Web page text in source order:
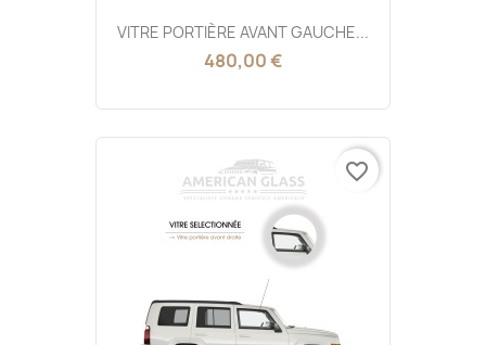
VITRE PORTIÈRE AVANT GAUCHE...
480,00 €
favorite_border